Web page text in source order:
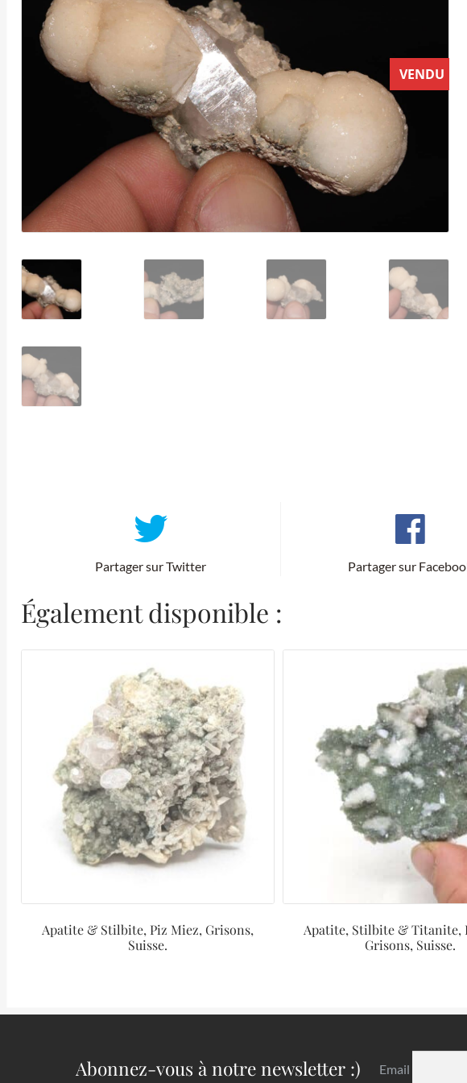
VENDU
Partager sur Twitter Partager sur
Également disponible :
Apatite & Stilbite, Piz Miez, Grisons,
Suisse.
Apatite, Stilbite & Titanite,
Grisons, Suisse.
Abonnez-vous à notre newsletter :) Email